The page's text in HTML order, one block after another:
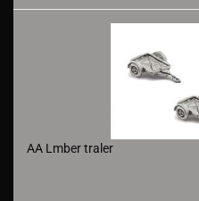
AA Lmber traler